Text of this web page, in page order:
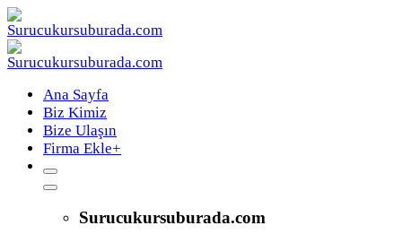
Ana Sayfa
Biz Kimiz
Bize Ulaşın
Firma Ekle+
Surucukursuburada.com